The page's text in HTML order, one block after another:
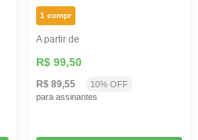
1 compr
A partir de
R$ 99,50
R$ 89,55
10% OFF
para assinantes